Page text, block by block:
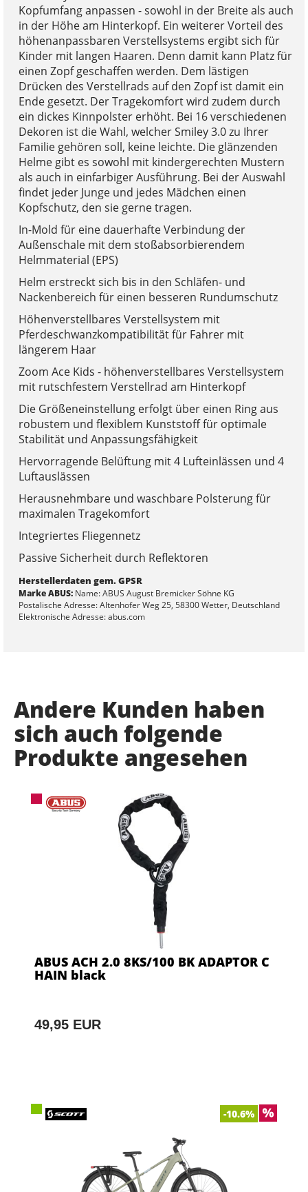
Kopfumfang anpassen - sowohl in der Breite als auch
in der Höhe am Hinterkopf. Ein weiterer Vorteil des
höhenanpassbaren Verstellsystems ergibt sich für
Kinder mit langen Haaren. Denn damit kann Platz für
einen Zopf geschaffen werden. Dem lästigen
Drücken des Verstellrads auf den Zopf ist damit ein
Ende gesetzt. Der Tragekomfort wird zudem durch
ein dickes Kinnpolster erhöht. Bei 16 verschiedenen
Dekoren ist die Wahl, welcher Smiley 3.0 zu Ihrer
Familie gehören soll, keine leichte. Die glänzenden
Helme gibt es sowohl mit kindergerechten Mustern
als auch in einfarbiger Ausführung. Bei der Auswahl
findet jeder Junge und jedes Mädchen einen
Kopfschutz, den sie gerne tragen.
In-Mold für eine dauerhafte Verbindung der
Außenschale mit dem stoßabsorbierendem
Helmmaterial (EPS)
Helm erstreckt sich bis in den Schläfen- und
Nackenbereich für einen besseren Rundumschutz
Höhenverstellbares Verstellsystem mit
Pferdeschwanzkompatibilität für Fahrer mit
längerem Haar
Zoom Ace Kids - höhenverstellbares Verstellsystem
mit rutschfestem Verstellrad am Hinterkopf
Die Größeneinstellung erfolgt über einen Ring aus
robustem und flexiblem Kunststoff für optimale
Stabilität und Anpassungsfähigkeit
Hervorragende Belüftung mit 4 Lufteinlässen und 4
Luftauslässen
Herausnehmbare und waschbare Polsterung für
maximalen Tragekomfort
Integriertes Fliegennetz
Passive Sicherheit durch Reflektoren
Herstellerdaten gem. GPSR
Marke ABUS:Name: ABUS August Bremicker Söhne KG
Postalische Adresse: Altenhofer Weg 25, 58300 Wetter, Deutschland
Elektronische Adresse: abus.com
Andere Kunden haben
sich auch folgende
Produkte angesehen
ABUS ACH 2.0 8KS/100 BK ADAPTOR C
HAIN black
49,95 EUR
-10.6%